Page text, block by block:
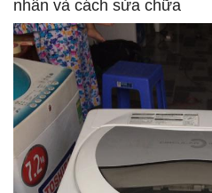
nhân và cách sửa chữa